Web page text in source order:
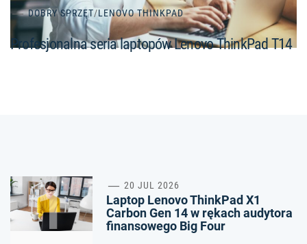
DOBRY SPRZĘT/LENOVO THINKPAD
Profesjonalna seria laptopów Lenovo ThinkPad T14
1 20 JUL 2026
Laptop Lenovo ThinkPad X1
Carbon Gen 14 w rękach audytora
finansowego Big Four